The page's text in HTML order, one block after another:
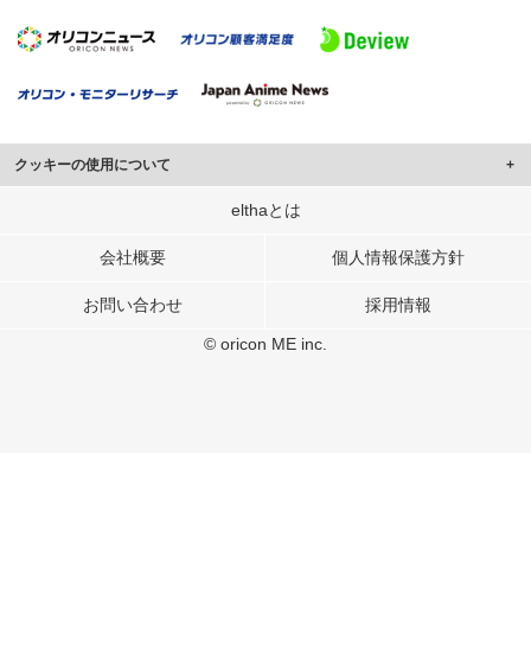
クッキーの使用について
このサイトでは Cookie を使用して、ユーザーに合わせたコンテンツや広告の
行っています。
メディアや広告配信、データ解析の各パートナーに提供しています。
elthaとは
会社概要 個人情報保護方針
お問い合わせ 採用情報
© oricon ME inc.